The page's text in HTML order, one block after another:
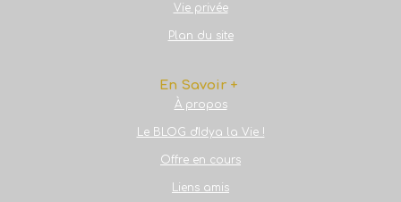
Vie privée
Plan du site
En Savoir +
À propos
Le BLOG d'Idya la Vie !
Offre en cours
Liens amis